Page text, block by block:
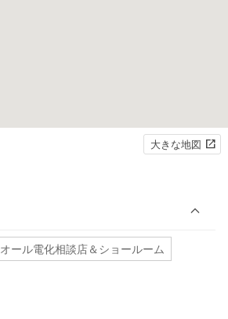
大きな地図
オール電化相談店＆ショールーム